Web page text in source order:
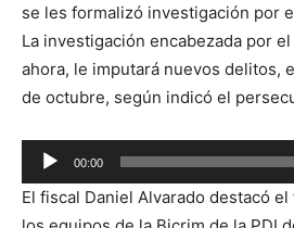
se les formalizó investigación por
La investigación encabezada por
ahora, le imputará nuevos delitos,
de octubre, según indicó el
Reproductor
de
audio
00:00
El fiscal Daniel Alvarado destacó